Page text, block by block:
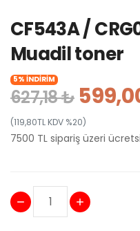
CF543A /
Muadil toner
5% İNDİRİM
627,18 ₺
(119,80TL KDV %20)
7500 TL sipariş üzeri